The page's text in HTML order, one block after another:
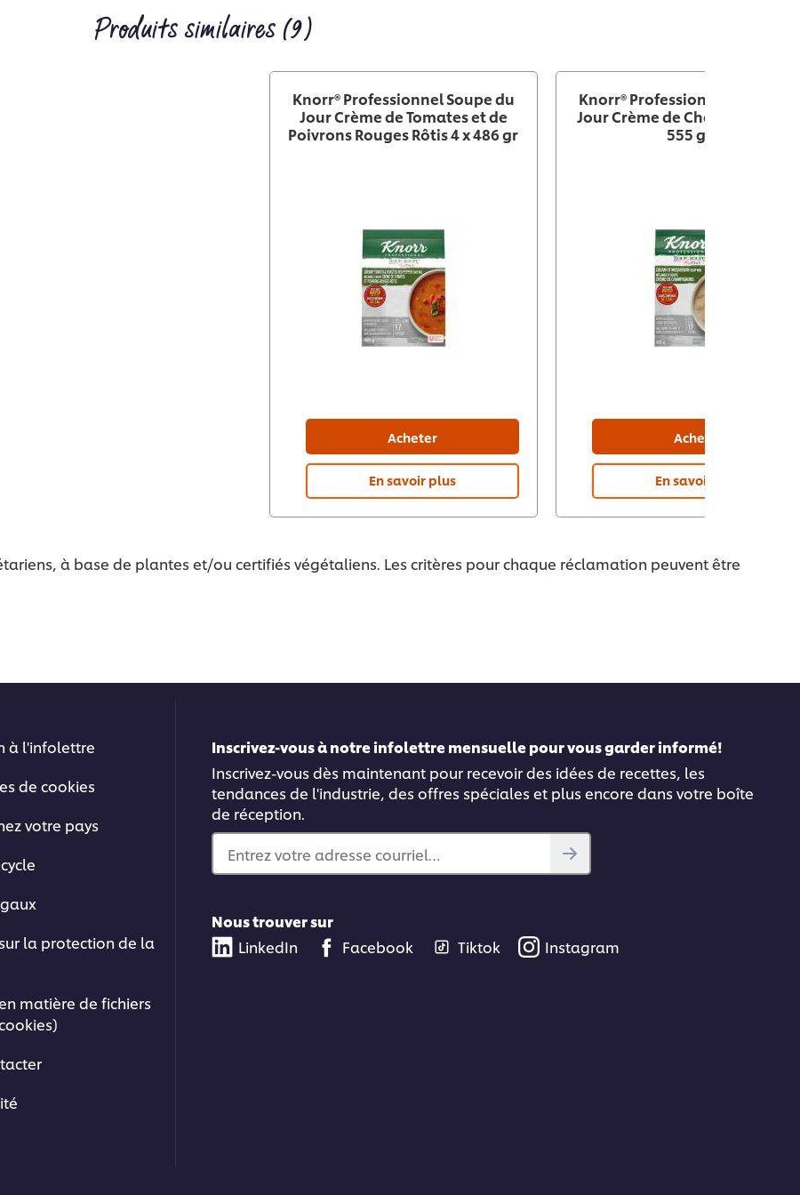
Produits similaires (9)
Knorr® Professionnel Soupe du
Jour Crème de Tomates et de
Poivrons Rouges Rôtis 4 x 486 gr
Acheter
En savoir plus
Knorr® Professionnel Soupe du
Jour Crème de Champignon 4
555 gr
Acheter
En savoir plus
à base de plantes et/ou certifiés végétaliens. Les critères pour chaque réclamation peuvent être
à l'infolettre
de cookies
votre pays
la protection de la
matière de fichiers
Inscrivez-vous à notre infolettre mensuelle pour vous garder informé!
Inscrivez-vous dès maintenant pour recevoir des idées de recettes, les
tendances de l'industrie, des offres spéciales et plus encore dans votre boîte
de réception.
Entrez votre adresse courriel…
Nous trouver sur
LinkedIn
Facebook Tiktok Instagram